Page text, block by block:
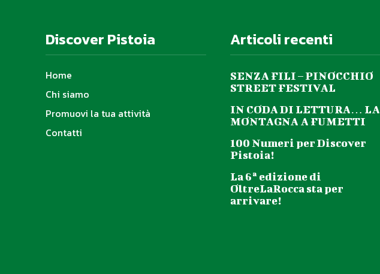
Discover Pistoia
Home
Chi siamo
Promuovi la tua attività
Contatti
Articoli recenti
SENZA FILI – PINOCCHIO
STREET FESTIVAL
IN CODA DI LETTURA… LA
MONTAGNA A FUMETTI
100 Numeri per Discover
Pistoia!
La 6ª edizione di
OltreLaRocca sta per
arrivare!